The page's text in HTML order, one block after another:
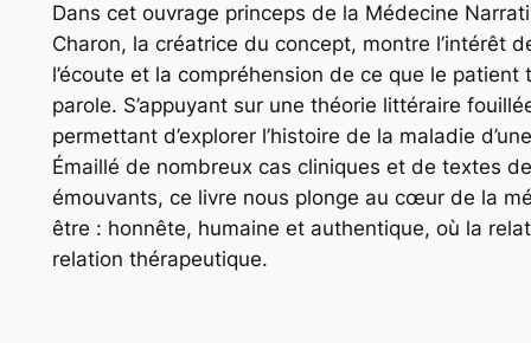
Dans cet ouvrage princeps de la Médecine
Charon, la créatrice du concept, montre l’intérêt
l’écoute et la compréhension de ce que le
parole. S’appuyant sur une théorie littéraire
permettant d’explorer l’histoire de la maladie
Émaillé de nombreux cas cliniques et de textes
émouvants, ce livre nous plonge au cœur de la
être : honnête, humaine et authentique, où la
relation thérapeutique.